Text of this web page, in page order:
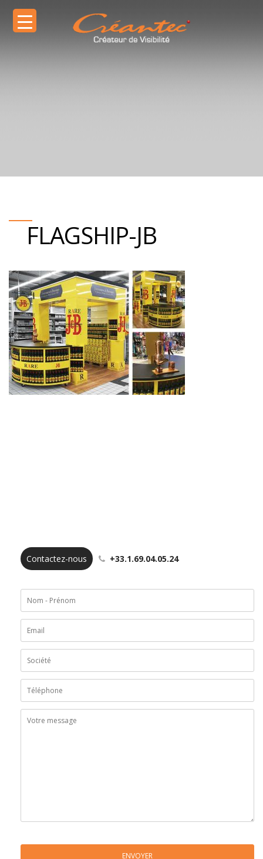
FLAGSHIP-JB
Contactez-nous +33.1.69.04.05.24